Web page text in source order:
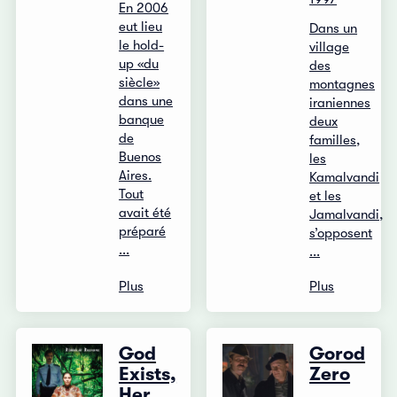
En 2006
eut lieu
le hold-
up «du
siècle»
dans une
banque
de
Buenos
Aires.
Tout
avait été
préparé
...
Plus
Dans un
village
des
montagnes
iraniennes
deux
familles,
les
Kamalvandi
et les
Jamalvandi,
s’opposent
...
Plus
God
Exists,
Gorod
Zero